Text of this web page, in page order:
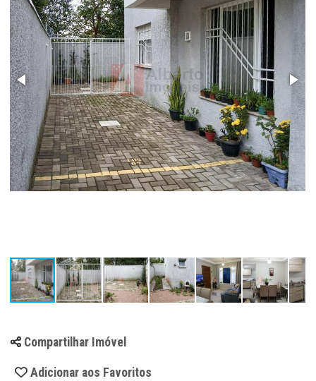
Compartilhar Imóvel
Adicionar aos Favoritos